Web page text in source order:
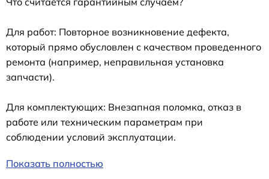
Для работ: Повторное возникновение дефекта,
который прямо обусловлен с качеством проведенного
ремонта (например, неправильная установка
запчасти).
Для комплектующих: Внезапная поломка, отказ в
работе или техническим параметрам при
соблюдении условий эксплуатации.
Показать полностью